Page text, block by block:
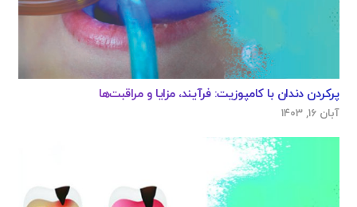
پرکردن دندان با کامپوزیت: فرآیند، مزایا و مراقبت‌ها
آبان ۱۶, ۱۴۰۳